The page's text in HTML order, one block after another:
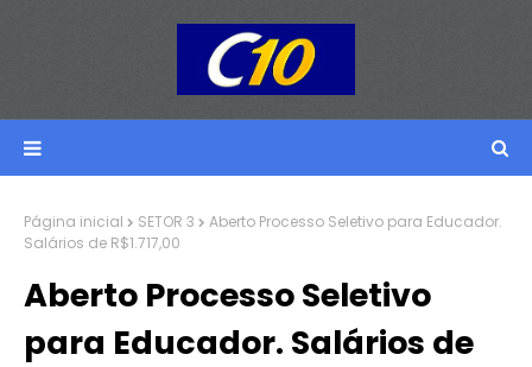
Página inicial SETOR 3
Aberto Processo Seletivo para Educador.
Salários de R$1.717,00
Aberto Processo Seletivo
para Educador. Salários de